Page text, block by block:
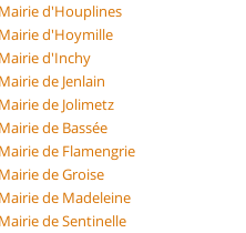
Mairie d'Houplines
Mairie d'Hoymille
Mairie d'Inchy
Mairie de Jenlain
Mairie de Jolimetz
Mairie de Bassée
Mairie de Flamengrie
Mairie de Groise
Mairie de Madeleine
Mairie de Sentinelle